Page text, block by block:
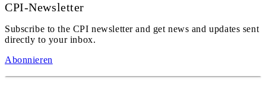
CPI-Newsletter
Subscribe to the CPI newsletter and get news and updates sent
directly to your inbox.
Abonnieren